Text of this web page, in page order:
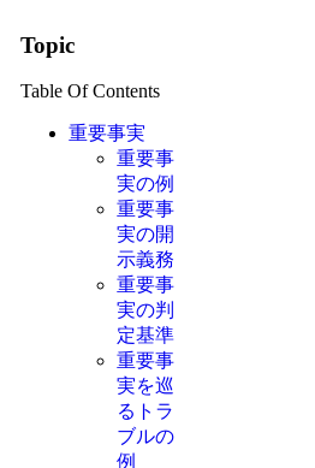
Topic
Table Of Contents
重要事実
重要事
実の例
重要事
実の開
示義務
重要事
実の判
定基準
重要事
実を巡
るトラ
ブルの
例